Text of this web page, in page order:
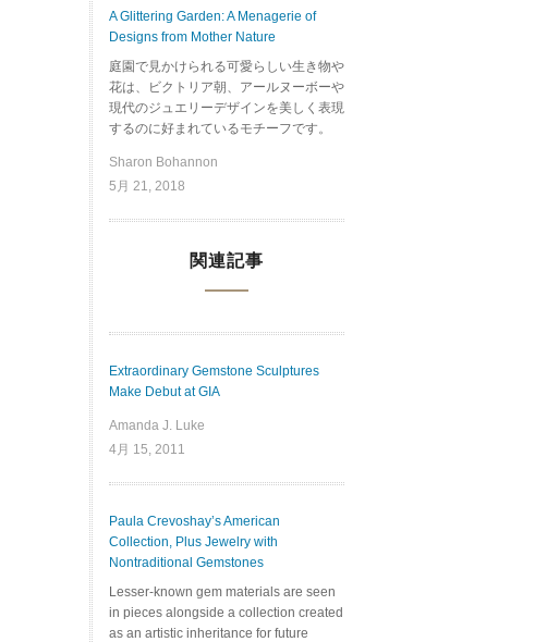
A Glittering Garden: A Menagerie of
Designs from Mother Nature
庭園で見かけられる可愛らしい生き物や
花は、ビクトリア朝、アールヌーボーや
現代のジュエリーデザインを美しく表現
するのに好まれているモチーフです。
Sharon Bohannon
5月 21, 2018
関連記事
Extraordinary Gemstone Sculptures
Make Debut at GIA
Amanda J. Luke
4月 15, 2011
Paula Crevoshay’s American
Collection, Plus Jewelry with
Nontraditional Gemstones
Lesser-known gem materials are seen
in pieces alongside a collection created
as an artistic inheritance for future